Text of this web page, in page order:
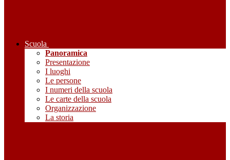
Scuola
Panoramica
Presentazione
I luoghi
Le persone
I numeri della scuola
Le carte della scuola
Organizzazione
La storia